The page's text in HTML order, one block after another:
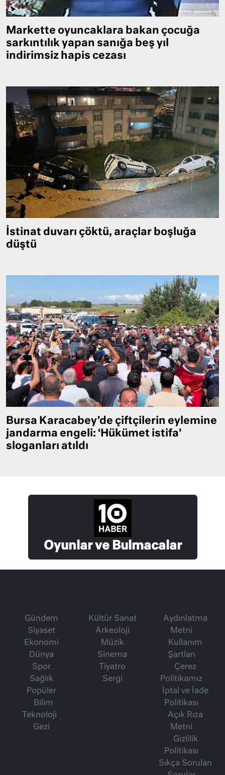
Markette oyuncaklara bakan çocuğa
sarkıntılık yapan sanığa beş yıl
indirimsiz hapis cezası
İstinat duvarı çöktü, araçlar boşluğa
düştü
Bursa Karacabey’de çiftçilerin eylemine
jandarma engeli: ‘Hükümet istifa’
sloganları atıldı
Oyunlar ve Bulmacalar
Gündem
Siyaset
Ekonomi
Dünya
Spor
Sağlık
Popüler
Bilim
Teknoloji
Gezi
Kültür Sanat
Arkeoloji
Müzik
Sinema
Tiyatro
Sergi
Aydınlatma
Metni
Kullanım
Şartları
Çerez
Politikamız
İptal ve İade
Politikası
Açık Rıza
Metni
Gizlilik
Politikası
Sıkça Sorulan